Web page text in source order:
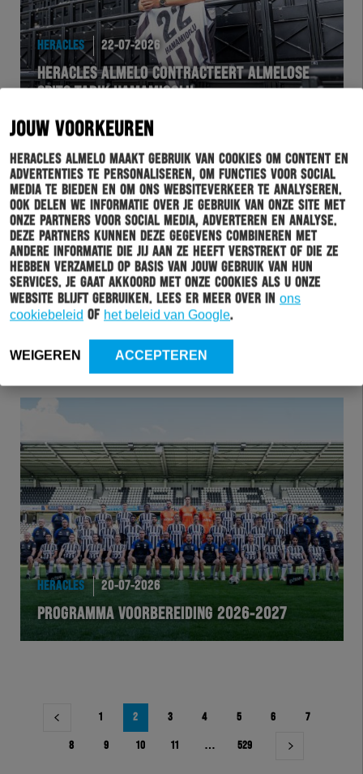
JOUW VOORKEUREN
Heracles Almelo maakt gebruik van cookies om content en
advertenties te personaliseren, om functies voor social
media te bieden en om ons websiteverkeer te analyseren.
Ook delen we informatie over je gebruik van onze site met
onze partners voor social media, adverteren en analyse.
Deze partners kunnen deze gegevens combineren met
andere informatie die jij aan ze heeft verstrekt of die ze
hebben verzameld op basis van jouw gebruik van hun
services. Je gaat akkoord met onze cookies als u onze
website blijft gebruiken. Lees er meer over in ons
cookiebeleid of het beleid van Google.
WEIGEREN ACCEPTEREN
HERACLES 22-07-2026
HERACLES ALMELO CONTRACTEERT ALMELOSE
SPITS TARIK HAMAMIOGLU
HERACLES 20-07-2026
OUD-SPELER HANS ROORDINK (82) OVERLEDEN
HERACLES 20-07-2026
PROGRAMMA VOORBEREIDING 2026-2027
Berichtnavigatie
1 2 3 4 5 6 7
8 9 10 11 … 529